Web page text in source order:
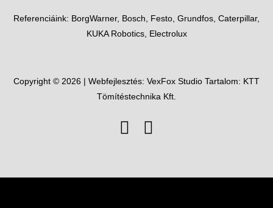
Referenciáink: BorgWarner, Bosch, Festo, Grundfos, Caterpillar,
KUKA Robotics, Electrolux
Copyright © 2026 | Webfejlesztés: VexFox Studio Tartalom: KTT
Tömítéstechnika Kft.